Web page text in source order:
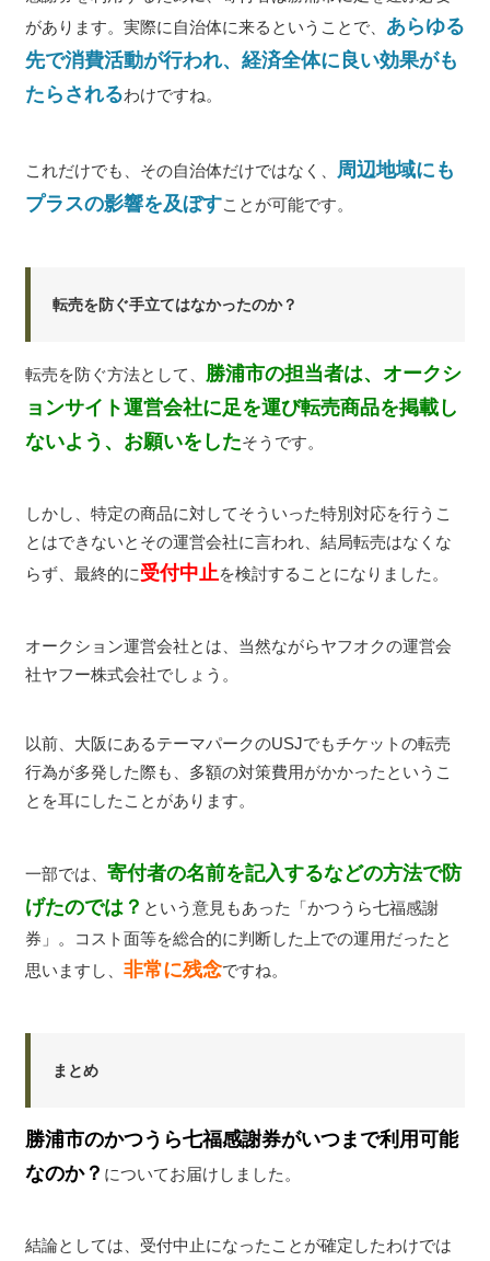
があります。実際に自治体に来るということで、 あらゆる
先で消費活動が行われ、経済全体に良い効果がも
たらされるわけですね。
これだけでも、その自治体だけではなく、
周辺地域にも
プラスの影響を及ぼすことが可能です。
転売を防ぐ手立てはなかったのか？
転売を防ぐ方法として、 勝浦市の担当者は、オークシ
ョンサイト運営会社に足を運び転売商品を掲載し
ないよう、お願いをしたそうです。
しかし、特定の商品に対してそういった特別対応を行うこ
とはできないとその運営会社に言われ、結局転売はなくな
らず、最終的に受付中止を検討することになりました。
オークション運営会社とは、当然ながらヤフオクの運営会
社ヤフー株式会社でしょう。
以前、大阪にあるテーマパークのUSJでもチケットの転売
行為が多発した際も、多額の対策費用がかかったというこ
とを耳にしたことがあります。
一部では、 寄付者の名前を記入するなどの方法で防
げたのでは？ という意見もあった「かつうら七福感謝
券」。コスト面等を総合的に判断した上での運用だったと
思いますし、 非常に残念ですね。
まとめ
勝浦市のかつうら七福感謝券がいつまで利用可能
なのか？ についてお届けしました。
結論としては、受付中止になったことが確定したわけでは